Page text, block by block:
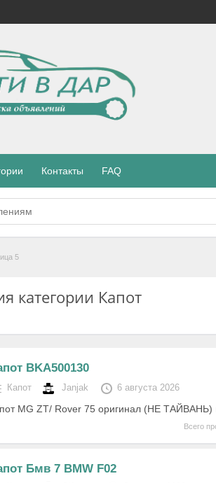
Контакты FAQ
5
категории Капот
BKA500130
Капот Janjak 6 августа 2026
MG ZT/ Rover 75 оригинал (НЕ ТАЙВАНЬ)
Всего
Бмв 7 BMW F02